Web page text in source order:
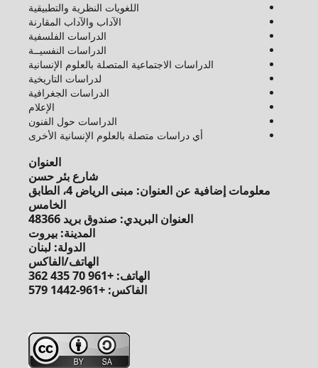
اللغويات النظرية والتطبيقية
الآداب والآداب المقارنة
الدراسات الفلسفية
الدراسات النفسيــة
الدراسات الاجتماعية المتصلة بالعلوم الإنسانية
لدراسات التاريخية
الدراسات الجغرافية
الإعلام
الدراسات حول الفنون
أي دراسات متصلة بالعلوم الإنسانية الأخرى
العنوان
شارع بئر حسن
معلومات إضافية عن العنوان: مبنى الرياض 4، الطابق
الخامس
العنوان البريدي: صندوق بريد 48366
المدينة: بيروت
الدولة: لبنان
الهاتف/الفاكس
الهاتف: +961 70 435 362
الفاكس: +961-1442 579